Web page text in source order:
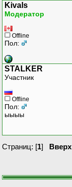
Kivals
Модератор
Offline
Пол:
STALKER
Участник
Offline
Пол:
ыыыы
Страниц: [1] Вверх